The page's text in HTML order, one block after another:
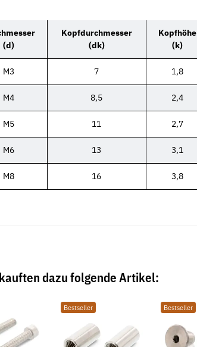
(d)
Kopfdurchmesser
(dk)
Kopfhöhe
(k)
M3 7 1,8
M4 8,5 2,4
M5 11 2,7
M6 13 3,1
M8 16 3,8
dazu folgende Artikel:
Bestseller Bestseller